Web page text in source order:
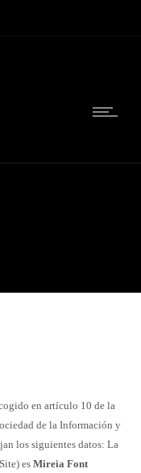
en artículo 10 de la
de la Información y
los siguientes datos: La
esMireia Font